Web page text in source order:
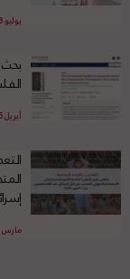
يوليو 18, 2026
بحث
أبريل 15, 2026
مارس 24, 2026